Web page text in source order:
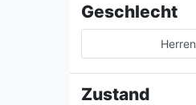
Geschlecht
Herren
Zustand